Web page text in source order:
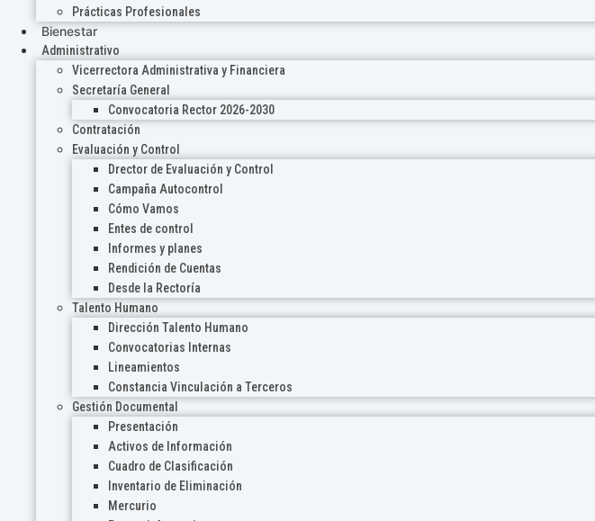
Prácticas Profesionales
Bienestar
Administrativo
Vicerrectora Administrativa y Financiera
Secretaría General
Convocatoria Rector 2026-2030
Contratación
Evaluación y Control
Drector de Evaluación y Control
Campaña Autocontrol
Cómo Vamos
Entes de control
Informes y planes
Rendición de Cuentas
Desde la Rectoría
Talento Humano
Dirección Talento Humano
Convocatorias Internas
Lineamientos
Constancia Vinculación a Terceros
Gestión Documental
Presentación
Activos de Información
Cuadro de Clasificación
Inventario de Eliminación
Mercurio